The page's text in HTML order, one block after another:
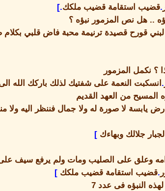
.قضيب استقامة قضيب ملكك.]
.. هل نص المزمور نبؤه ؟
قورح قصيدة ترنيمة محبة فاض قلبي بكلام
؟ نكمل المزمور
. انسكبت النعمة على شفتيك لذلك باركك الله الى
المسيح من العهد القديم
يابسة لا صورة له ولا جمال فننظر اليه ولا
جلالك وبهاءك ]
وعلق على الصليب ومات ولم يرفع سيف
.قضيب استقامة قضيب ملكك ]
النبؤه فى عدد 7